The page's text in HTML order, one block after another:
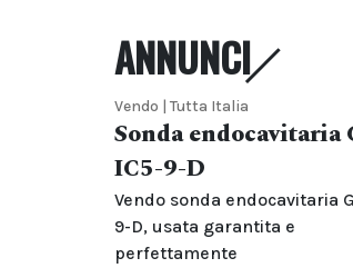
ANNUNCI
Vendo | Tutta Italia
Sonda endocavitaria
IC5-9-D
Vendo sonda endocavitaria
9-D, usata garantita e
perfettamente